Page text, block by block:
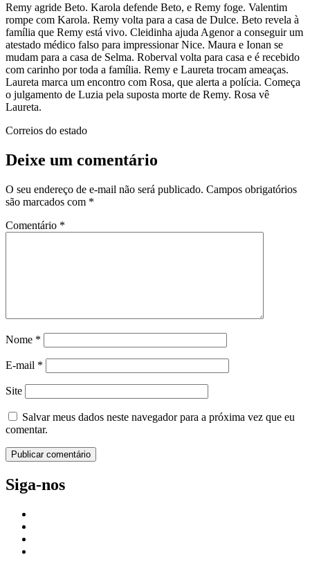
Remy agride Beto. Karola defende Beto, e Remy foge. Valentim
rompe com Karola. Remy volta para a casa de Dulce. Beto revela à
família que Remy está vivo. Cleidinha ajuda Agenor a conseguir um
atestado médico falso para impressionar Nice. Maura e Ionan se
mudam para a casa de Selma. Roberval volta para casa e é recebido
com carinho por toda a família. Remy e Laureta trocam ameaças.
Laureta marca um encontro com Rosa, que alerta a polícia. Começa
o julgamento de Luzia pela suposta morte de Remy. Rosa vê
Laureta.
Correios do estado
Deixe um comentário
O seu endereço de e-mail não será publicado. Campos obrigatórios
são marcados com *
Comentário *
Nome *
E-mail *
Site
Salvar meus dados neste navegador para a próxima vez que eu
comentar.
Siga-nos